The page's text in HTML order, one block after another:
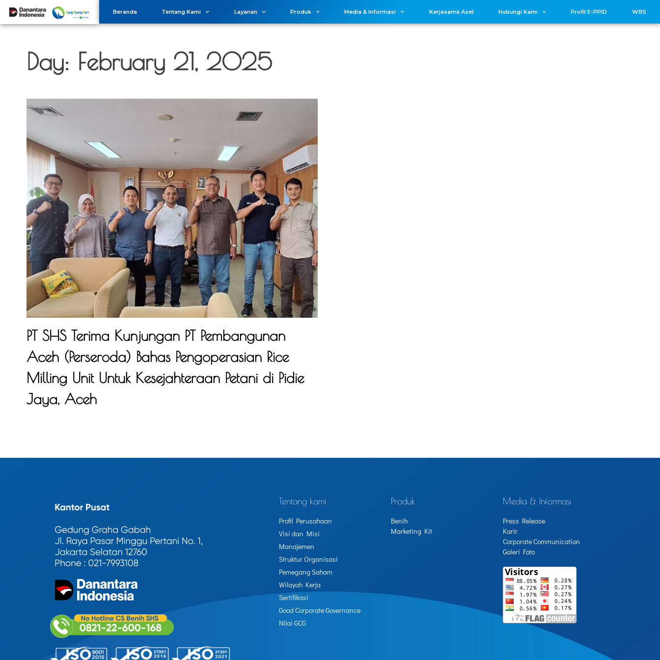
Beranda Tentang Kami Layanan Produk Media & Informasi Kerjasama Aset Hubungi Kami Profil E-PPID WBS
Day: February 21, 2025
PT SHS Terima Kunjungan PT Pembangunan
Aceh (Perseroda) Bahas Pengoperasian Rice
Milling Unit Untuk Kesejahteraan Petani di Pidie
Jaya, Aceh
Tentang kami
Profil Perusahaan
Visi dan Misi
Manajemen
Struktur Organisasi
Pemegang Saham
Wilayah Kerja
Sertifikasi
Good Corporate Governance
Nilai GCG
Produk
Benih
Marketing Kit
Media & Informasi
Press Release
Karir
Corporate Communication
Galeri Foto